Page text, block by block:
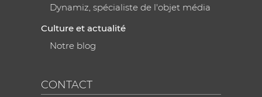
Dynamiz, spécialiste de l'objet média
Culture et actualité
Notre blog
CONTACT